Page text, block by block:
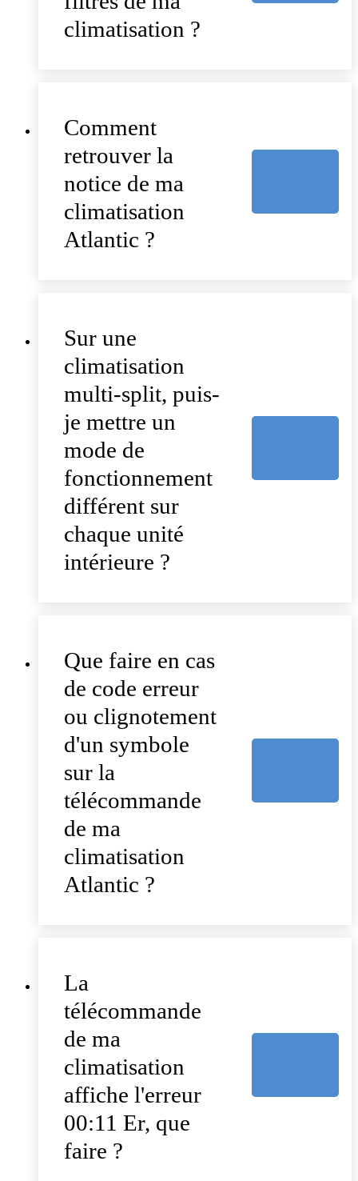
climatisation ?
Comment
retrouver la
notice de ma
climatisation
Atlantic ?
Sur une
climatisation
multi-split, puis-
je mettre un
mode de
fonctionnement
différent sur
chaque unité
intérieure ?
Que faire en cas
de code erreur
ou clignotement
d'un symbole
sur la
télécommande
de ma
climatisation
Atlantic ?
La
télécommande
de ma
climatisation
affiche l'erreur
00:11 Er, que
faire ?